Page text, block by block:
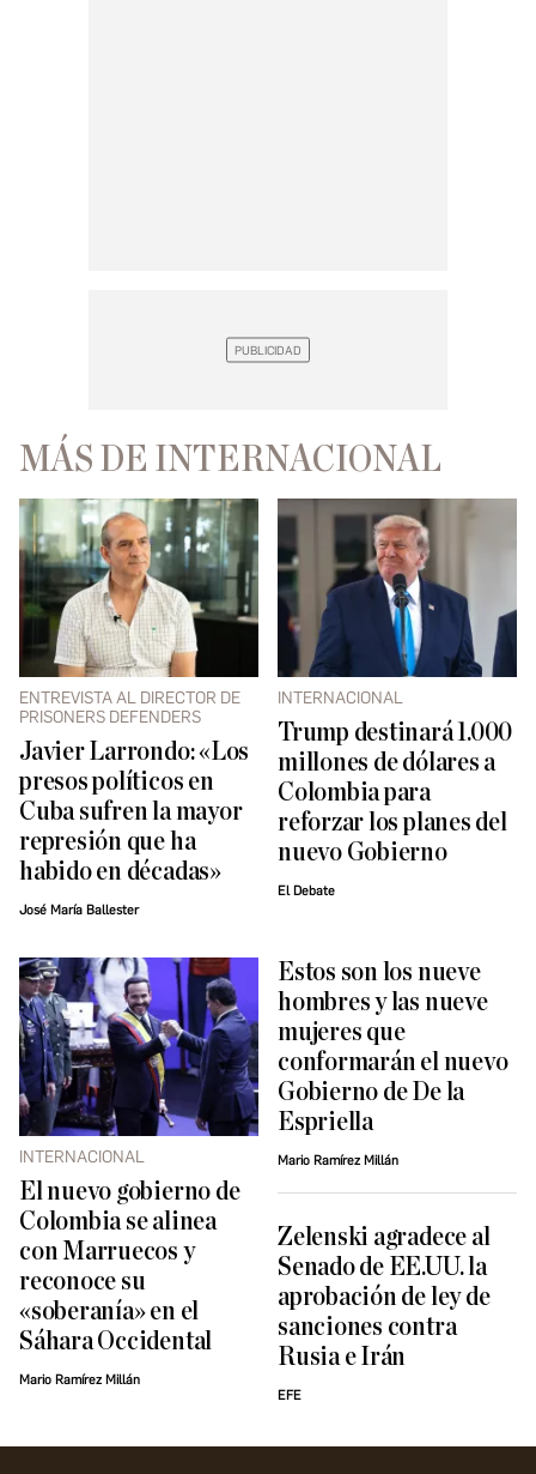
MÁS DE INTERNACIONAL
ENTREVISTA AL DIRECTOR DE
PRISONERS DEFENDERS
Javier Larrondo: «Los
presos políticos en
Cuba sufren la mayor
represión que ha
habido en décadas»
José María Ballester
INTERNACIONAL
Trump destinará 1.000
millones de dólares a
Colombia para
reforzar los planes del
nuevo Gobierno
El Debate
INTERNACIONAL
El nuevo gobierno de
Colombia se alinea
con Marruecos y
reconoce su
«soberanía» en el
Sáhara Occidental
Mario Ramírez Millán
Estos son los nueve
hombres y las nueve
mujeres que
conformarán el nuevo
Gobierno de De la
Espriella
Mario Ramírez Millán
Zelenski agradece al
Senado de EE.UU. la
aprobación de ley de
sanciones contra
Rusia e Irán
EFE